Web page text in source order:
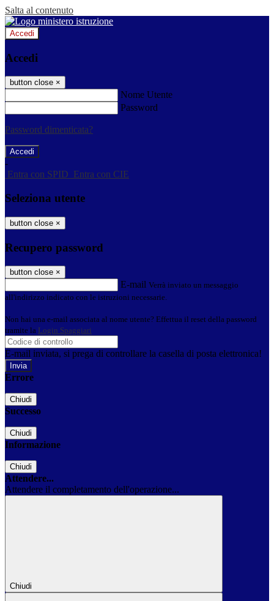
Salta al contenuto
Accedi
Accedi
button close ×
Nome Utente
Password
Password dimenticata?
-
Entra con SPID Entra con CIE
Seleziona utente
button close ×
Recupero password
button close ×
E-mail Verrà inviato un messaggio
all'indirizzo indicato con le istruzioni necessarie.
Non hai una e-mail associata al nome utente? Effettua il reset della password
tramite la Login Spaggiari
E-mail inviata, si prega di controllare la casella di posta elettronica!
Errore
Chiudi
Successo
Chiudi
Informazione
Chiudi
Attendere...
Attendere il completamento dell'operazione...
Chiudi